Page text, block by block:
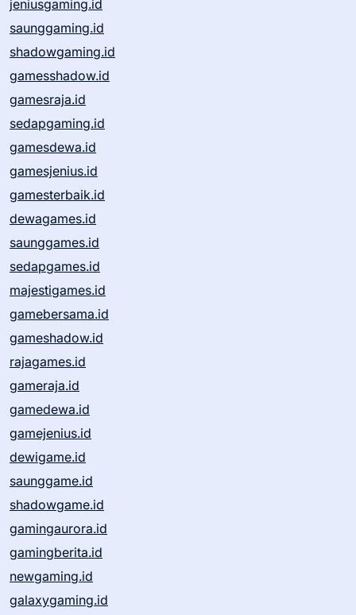
jeniusgaming.id
saunggaming.id
shadowgaming.id
gamesshadow.id
gamesraja.id
sedapgaming.id
gamesdewa.id
gamesjenius.id
gamesterbaik.id
dewagames.id
saunggames.id
sedapgames.id
majestigames.id
gamebersama.id
gameshadow.id
rajagames.id
gameraja.id
gamedewa.id
gamejenius.id
dewigame.id
saunggame.id
shadowgame.id
gamingaurora.id
gamingberita.id
newgaming.id
galaxygaming.id